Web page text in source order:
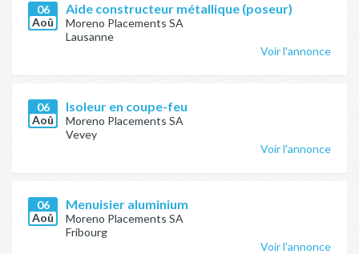
06
Aoû
Aide constructeur métallique (poseur)
Moreno Placements SA
Lausanne
Voir l'annonce
06
Aoû
Isoleur en coupe-feu
Moreno Placements SA
Vevey
Voir l'annonce
06
Aoû
Menuisier aluminium
Moreno Placements SA
Fribourg
Voir l'annonce